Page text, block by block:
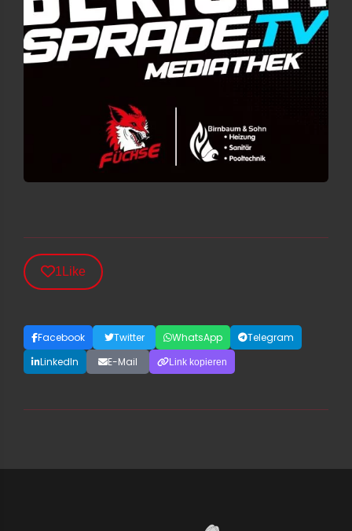
1 Like
Facebook Twitter WhatsApp
Telegram
LinkedIn
E-Mail Link kopieren